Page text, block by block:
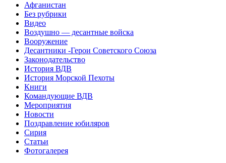
Афганистан
Без рубрики
Видео
Воздушно — десантные войска
Вооружение
Десантники -Герои Советского Союза
Законодательство
История ВДВ
История Морской Пехоты
Книги
Командующие ВДВ
Мероприятия
Новости
Поздравление юбиляров
Сирия
Статьи
Фотогалерея